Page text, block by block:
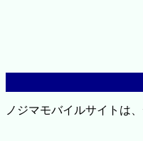
ノジマモバイルサイトは